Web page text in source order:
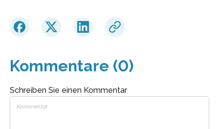
Kommentare (0)
Schreiben Sie einen Kommentar